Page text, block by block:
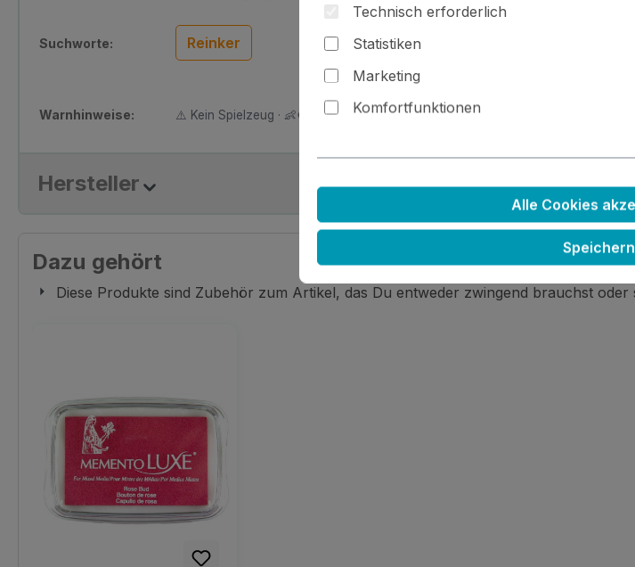
Suchworte: Reinker
Warnhinweise: ⚠️ Kein Spielzeug · 👶🚫 Nicht für Kinder · ⚙️ Kleinteile / scharfe Kanten · 🚫🍴
Hersteller
Dazu gehört
Diese Produkte sind Zubehör zum Artikel, das Du entweder zwingend brauchst
Technisch erforderlich
Statistiken
Marketing
Komfortfunktionen
Alle Cookies
Speichern